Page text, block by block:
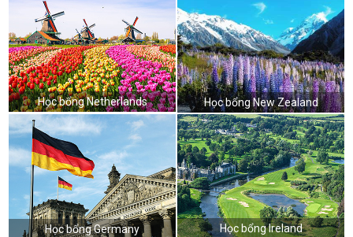
Học bổng Netherlands Học bổng New Zealand
Học bổng Germany Học bổng Ireland